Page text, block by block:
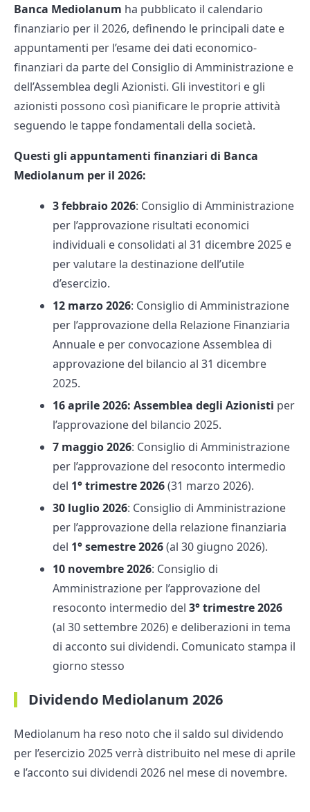
Banca Mediolanum ha pubblicato il calendario
finanziario per il 2026, definendo le principali date e
appuntamenti per l’esame dei dati economico-
finanziari da parte del Consiglio di Amministrazione e
dell’Assemblea degli Azionisti. Gli investitori e gli
azionisti possono così pianificare le proprie attività
seguendo le tappe fondamentali della società.
Questi gli appuntamenti finanziari di Banca
Mediolanum per il 2026:
3 febbraio 2026: Consiglio di Amministrazione
per l’approvazione risultati economici
individuali e consolidati al 31 dicembre 2025 e
per valutare la destinazione dell’utile
d’esercizio.
12 marzo 2026: Consiglio di Amministrazione
per l’approvazione della Relazione Finanziaria
Annuale e per convocazione Assemblea di
approvazione del bilancio al 31 dicembre
2025.
16 aprile 2026: Assemblea degli Azionisti per
l’approvazione del bilancio 2025.
7 maggio 2026: Consiglio di Amministrazione
per l’approvazione del resoconto intermedio
del 1° trimestre 2026(31 marzo 2026).
30 luglio 2026: Consiglio di Amministrazione
per l’approvazione della relazione finanziaria
del 1° semestre 2026(al 30 giugno 2026).
10 novembre 2026: Consiglio di
Amministrazione per l’approvazione del
resoconto intermedio del 3° trimestre 2026
(al 30 settembre 2026) e deliberazioni in tema
di acconto sui dividendi. Comunicato stampa il
giorno stesso
Dividendo Mediolanum 2026
Mediolanum ha reso noto che il saldo sul dividendo
per l’esercizio 2025 verrà distribuito nel mese di aprile
e l’acconto sui dividendi 2026 nel mese di novembre.